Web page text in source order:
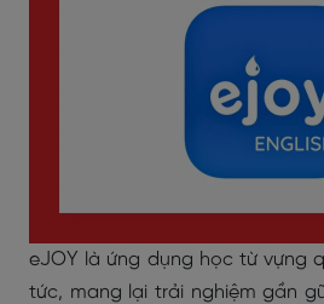
eJOY là ứng dụng học từ vựng
tức, mang lại trải nghiệm gần